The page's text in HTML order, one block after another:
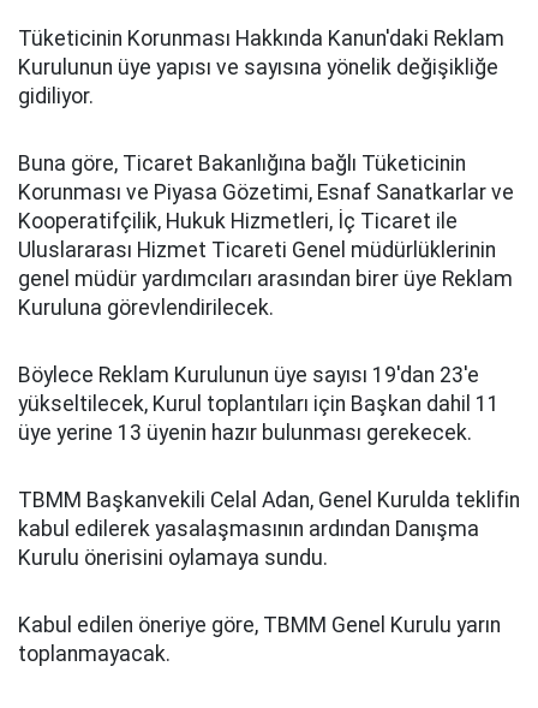
Tüketicinin Korunması Hakkında Kanun'daki Reklam
Kurulunun üye yapısı ve sayısına yönelik değişikliğe
gidiliyor.
Buna göre, Ticaret Bakanlığına bağlı Tüketicinin
Korunması ve Piyasa Gözetimi, Esnaf Sanatkarlar ve
Kooperatifçilik, Hukuk Hizmetleri, İç Ticaret ile
Uluslararası Hizmet Ticareti Genel müdürlüklerinin
genel müdür yardımcıları arasından birer üye Reklam
Kuruluna görevlendirilecek.
Böylece Reklam Kurulunun üye sayısı 19'dan 23'e
yükseltilecek, Kurul toplantıları için Başkan dahil 11
üye yerine 13 üyenin hazır bulunması gerekecek.
TBMM Başkanvekili Celal Adan, Genel Kurulda teklifin
kabul edilerek yasalaşmasının ardından Danışma
Kurulu önerisini oylamaya sundu.
Kabul edilen öneriye göre, TBMM Genel Kurulu yarın
toplanmayacak.